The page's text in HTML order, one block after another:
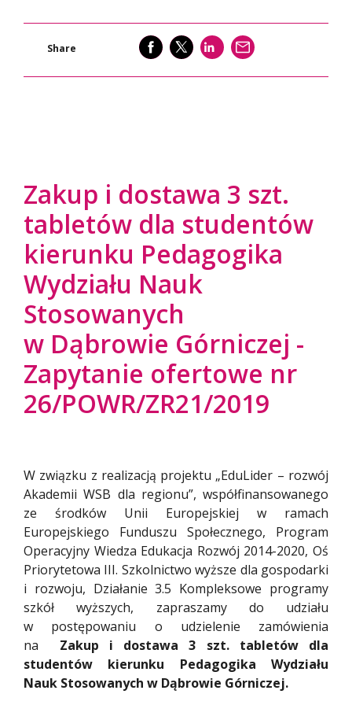
Share SHARE SHARE SHARE
Zakup i dostawa 3 szt.
tabletów dla studentów
kierunku Pedagogika
Wydziału Nauk
Stosowanych
w Dąbrowie Górniczej -
Zapytanie ofertowe nr
26/POWR/ZR21/2019
W związku z realizacją projektu „EduLider – rozwój
Akademii WSB dla regionu”, współfinansowanego
ze środków Unii Europejskiej w ramach
Europejskiego Funduszu Społecznego, Program
Operacyjny Wiedza Edukacja Rozwój 2014-2020, Oś
Priorytetowa III. Szkolnictwo wyższe dla gospodarki
i rozwoju, Działanie 3.5 Kompleksowe programy
szkół wyższych, zapraszamy do udziału
w postępowaniu o udzielenie zamówienia
na
Zakup i dostawa 3 szt. tabletów dla
studentów kierunku Pedagogika Wydziału
Nauk Stosowanych w Dąbrowie Górniczej.